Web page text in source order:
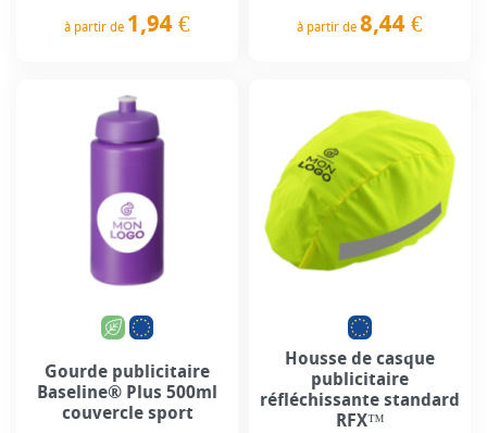
à partir de 1,94 € à partir de 8,44 €
Gourde publicitaire
Baseline® Plus 500ml
couvercle sport
Housse de casque
publicitaire
réfléchissante standard
RFX™